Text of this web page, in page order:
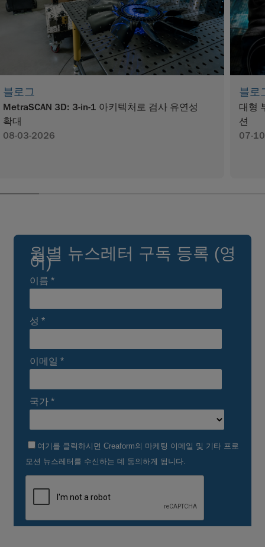
블로그
MetraSCAN 3D: 3-in-1 아키텍처로 검사 유연성
확대
08-03-2026
블로
대형
션
07-